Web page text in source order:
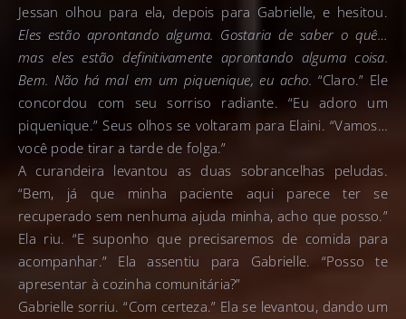
Jessan olhou para ela, depois para Gabrielle, e hesitou.
Eles estão aprontando alguma. Gostaria de saber o quê…
mas eles estão definitivamente aprontando alguma coisa.
Bem. Não há mal em um piquenique, eu acho. “Claro.” Ele
concordou com seu sorriso radiante. “Eu adoro um
piquenique.” Seus olhos se voltaram para Elaini. “Vamos…
você pode tirar a tarde de folga.”
A curandeira levantou as duas sobrancelhas peludas.
“Bem, já que minha paciente aqui parece ter se
recuperado sem nenhuma ajuda minha, acho que posso.”
Ela riu. “E suponho que precisaremos de comida para
acompanhar.” Ela assentiu para Gabrielle. “Posso te
apresentar à cozinha comunitária?”
Gabrielle sorriu. “Com certeza.” Ela se levantou, dando um